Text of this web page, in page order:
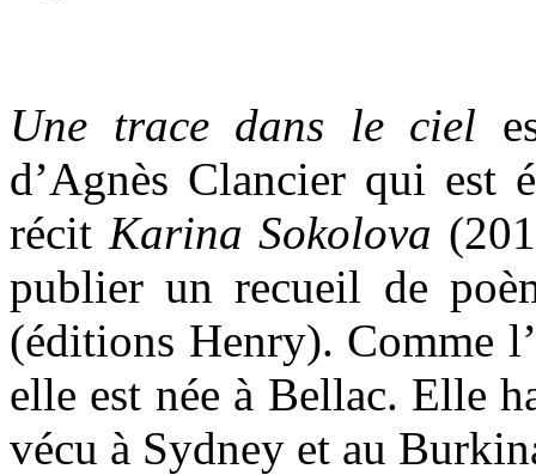
Une trace dans le ciel
d’Agnès Clancier qui est
récit Karina Sokolova
publier un recueil de
(éditions Henry). Comme
elle est née à Bellac. Elle
vécu à Sydney et au